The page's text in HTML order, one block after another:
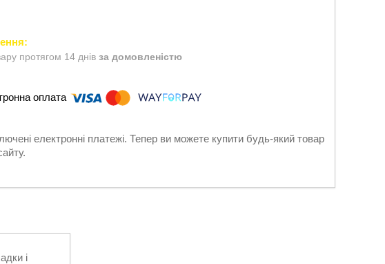
протягом 14 днів за домовленістю
електронні платежі. Тепер ви можете купити будь-який товар
і